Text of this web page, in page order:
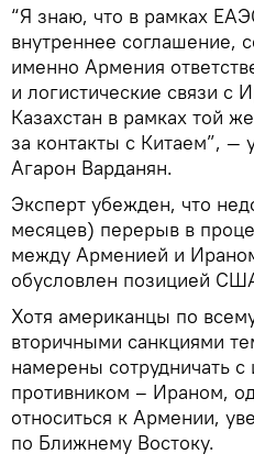
“Я знаю, что в рамках
внутреннее соглашение,
именно Армения
и логистические связи с
Казахстан в рамках той
за контакты с Китаем”, —
Агарон Варданян.
Эксперт убежден, что
месяцев) перерыв в
между Арменией и
обусловлен позицией
Хотя американцы по
вторичными санкциями
намерены сотрудничать
противником – Ираном,
относиться к Армении,
по Ближнему Востоку.